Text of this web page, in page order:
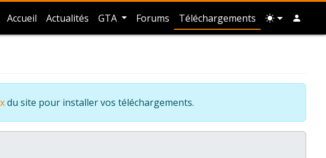
Accueil Actualités GTA Forums Téléchargements
du site pour installer vos téléchargements.